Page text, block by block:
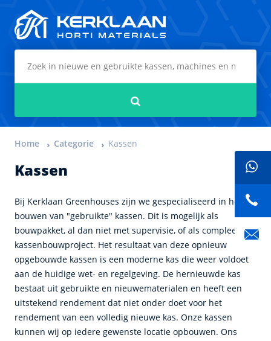
Home Categorie Kassen
Kassen
Bij Kerklaan Greenhouses zijn we gespecialiseerd in het
bouwen van "gebruikte" kassen. Dit is mogelijk als
bouwpakket, al dan niet met supervisie, of als compleet
kassenbouwproject. Het resultaat van deze opnieuw
opgebouwde kassen is een moderne kas die weer voldoet
aan de huidige wet- en regelgeving. De hernieuwde kas
bestaat uit gebruikte en nieuwematerialen en heeft een
uitstekend rendement dat niet onder doet voor het
rendement van een volledig nieuwe kas. Onze kassen
kunnen wij op iedere gewenste locatie opbouwen. Ons